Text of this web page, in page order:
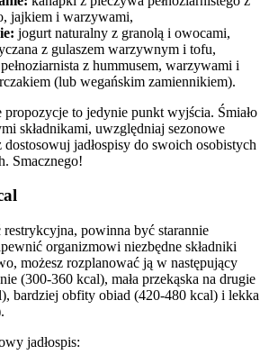
jajkiem i warzywami,
jogurt naturalny z granolą i owocami,
z gulaszem warzywnym i tofu,
z hummusem, warzywami i
(lub wegańskim zamiennikiem).
propozycje to jedynie punkt wyjścia. Śmiało
składnikami, uwzględniaj sezonowe
jadłospisy do swoich osobistych
Smacznego!
restrykcyjna, powinna być starannie
organizmowi niezbędne składniki
możesz rozplanować ją w następujący
(300-360 kcal), mała przekąska na drugie
bardziej obfity obiad (420-480 kcal) i lekka
jadłospis: